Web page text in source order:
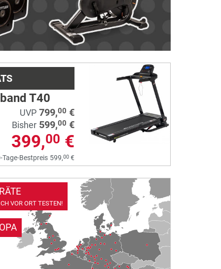
T40
UVP 799,00 €
Bisher 599,00 €
399,00 €
Tage-Bestpreis 599,00€
VOR ORT TESTEN!